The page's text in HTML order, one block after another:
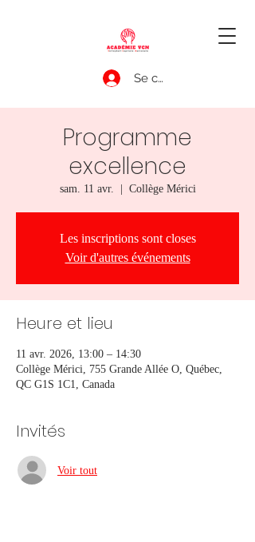
Se connecter
Programme
excellence
sam. 11 avr. Collège Mérici
Les inscriptions sont closes
Voir d'autres événements
Heure et lieu
11 avr. 2026, 13:00 – 14:30
Collège Mérici, 755 Grande Allée O, Québec,
QC G1S 1C1, Canada
Invités
Voir tout